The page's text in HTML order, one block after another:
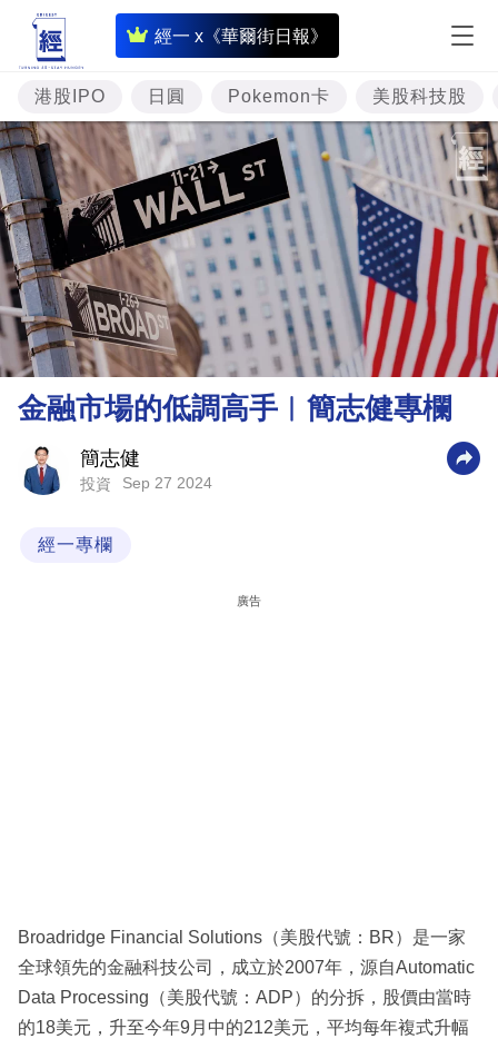
經一 x《華爾街日報》
即
時
財
經
專
題
投
資
樓
市
理
財
商
業
專
港股IPO 日圓 Pokemon卡 美股科技股
金融市場的低調高手︳簡志健專欄
簡志健
投資 Sep 27 2024
經一專欄
廣告
Broadridge Financial Solutions（美股代號：BR）是一家
全球領先的金融科技公司，成立於2007年，源自Automatic
Data Processing（美股代號：ADP）的分拆，股價由當時
的18美元，升至今年9月中的212美元，平均每年複式升幅